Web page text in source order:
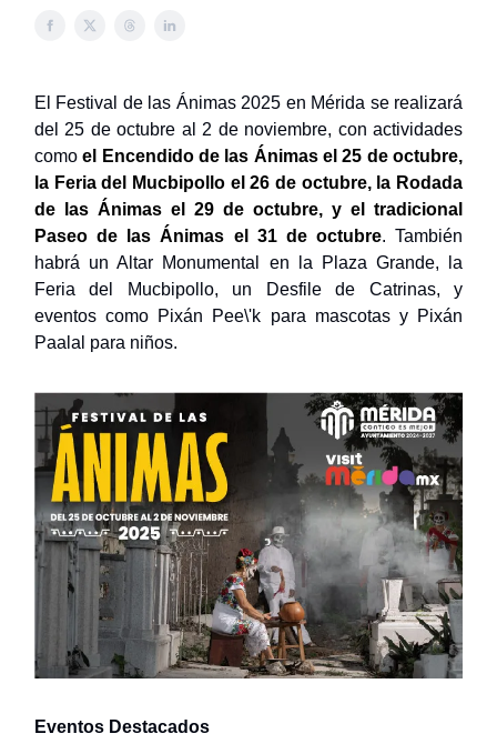
El Festival de las Ánimas 2025 en Mérida se realizará
del 25 de octubre al 2 de noviembre, con actividades
comoel Encendido de las Ánimas el 25 de octubre,
la Feria del Mucbipollo el 26 de octubre, la Rodada
de las Ánimas el 29 de octubre, y el tradicional
Paseo de las Ánimas el 31 de octubre. También
habrá un Altar Monumental en la Plaza Grande, la
Feria del Mucbipollo, un Desfile de Catrinas, y
eventos como Pixán Pee\'k para mascotas y Pixán
Paalal para niños.
Eventos Destacados